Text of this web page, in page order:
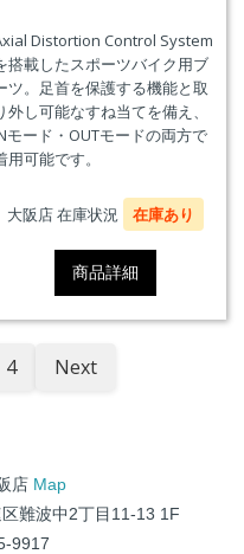
Distortion Control System
搭載したスポーツバイク用ブ
ツ。足首を保護する機能と取
外し可能なすね当てを備え、
モード・OUTモードの両方で
用可能です。
大阪店 在庫状況 在庫あり
商品詳細
4 Next
店 Map
難波中2丁目11-13 1F
9917